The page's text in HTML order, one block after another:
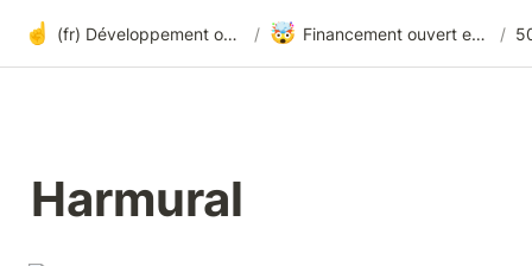
☝️ (fr) Développement ouvert à tous sur Harmony / 🤯 Financement ouvert et transparence radicale /
Harmural